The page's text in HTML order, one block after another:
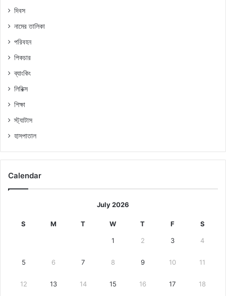
দিবস
নামের তালিকা
পরিবহন
পিকচার
ব্যাংকিং
লিরিক্স
শিক্ষা
স্ট্যাটাস
হাসপাতাল
Calendar
July 2026
S M T W T F S
1 2 3 4
5 6 7 8 9 10 11
12 13 14 15 16 17 18